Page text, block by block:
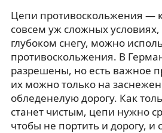
Цепи противоскольжения —
совсем уж сложных
глубоком снегу, можно
противоскольжения. В
разрешены, но есть важное
их можно только на
обледенелую дорогу. Как
станет чистым, цепи нужно
чтобы не портить и дорогу, и